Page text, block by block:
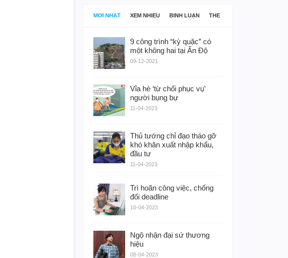
MỚI NHẤT XEM NHIỀU BÌNH LUẬN THẺ
9 công trình “kỳ quặc” có
một không hai tại Ấn Độ
09-12-2021
Vỉa hè ‘từ chối phục vụ’
người bụng bự
11-04-2023
Thủ tướng chỉ đạo tháo gỡ
khó khăn xuất nhập khẩu,
đầu tư
11-04-2023
Trì hoãn công việc, chống
đối deadline
10-04-2023
Ngộ nhận đại sứ thương
hiệu
08-04-2023